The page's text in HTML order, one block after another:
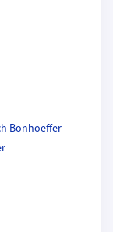
Bonhoeffer